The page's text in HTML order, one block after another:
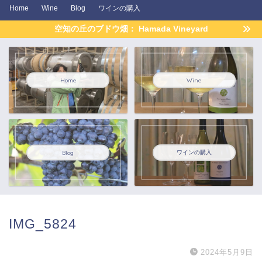
Home Wine Blog ワインの購入
空知の丘のブドウ畑： Hamada Vineyard
Home Wine
Blog ワインの購入
IMG_5824
2024年5月9日